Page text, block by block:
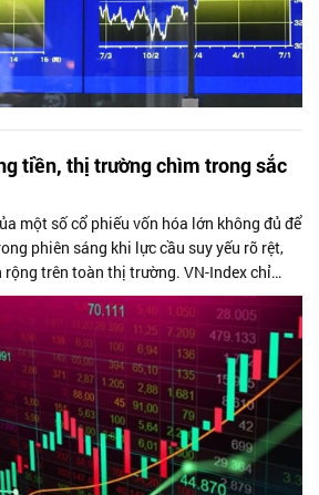
tiền, thị trường chìm trong sắc
một số cổ phiếu vốn hóa lớn không đủ để
phiên sáng khi lực cầu suy yếu rõ rệt,
trên toàn thị trường. VN-Index chỉ